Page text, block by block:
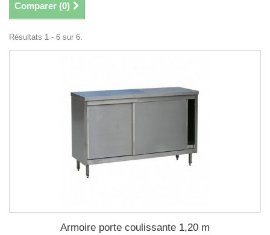
Comparer (0)
Résultats 1 - 6 sur 6.
Armoire porte coulissante 1,20 m